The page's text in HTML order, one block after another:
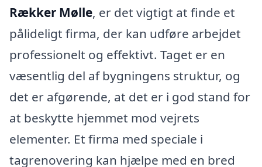
Rækker Mølle, er det vigtigt at finde et
pålideligt firma, der kan udføre arbejdet
professionelt og effektivt. Taget er en
væsentlig del af bygningens struktur, og
det er afgørende, at det er i god stand for
at beskytte hjemmet mod vejrets
elementer. Et firma med speciale i
tagrenovering kan hjælpe med en bred